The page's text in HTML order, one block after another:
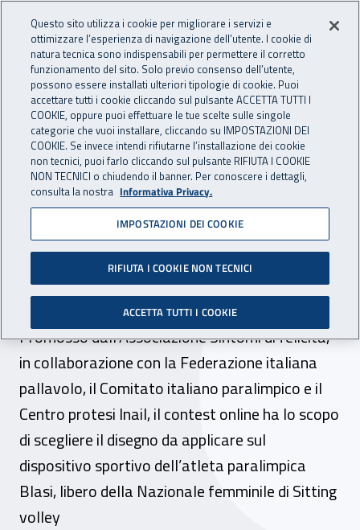
INAIL - Istituto Nazionale
Apri cerca
Navigazione principale
Navigazione - Ti trovi in:
Home Inail comunica News
02 marzo 2021
“Appassion-Arti”, un
disegno per la protesi di
Silvia
Promosso dall’Associazione Sintomi di felicità,
in collaborazione con la Federazione italiana
pallavolo, il Comitato italiano paralimpico e il
Centro protesi Inail, il contest online ha lo scopo
di scegliere il disegno da applicare sul
dispositivo sportivo dell’atleta paralimpica
Blasi, libero della Nazionale femminile di Sitting
volley
Questo sito utilizza i cookie per migliorare i servizi e
ottimizzare l’esperienza di navigazione dell’utente. I cookie di
natura tecnica sono indispensabili per permettere il corretto
funzionamento del sito. Solo previo consenso dell’utente,
possono essere installati ulteriori tipologie di cookie. Puoi
accettare tutti i cookie cliccando sul pulsante ACCETTA TUTTI I
COOKIE, oppure puoi effettuare le tue scelte sulle singole
categorie che vuoi installare, cliccando su IMPOSTAZIONI DEI
COOKIE. Se invece intendi rifiutarne l’installazione dei cookie
non tecnici, puoi farlo cliccando sul pulsante RIFIUTA I COOKIE
NON TECNICI o chiudendo il banner. Per conoscere i dettagli,
consulta la nostra Informativa Privacy.
IMPOSTAZIONI DEI COOKIE
RIFIUTA I COOKIE NON TECNICI
ACCETTA TUTTI I COOKIE